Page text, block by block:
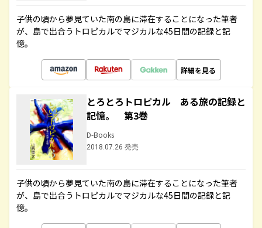
子供の頃から夢見ていた南の島に滞在することになった筆者
が、島で出合うトロピカルでマジカルな45日間の記録と記
憶。
詳細を見る
とろとろトロピカル ある旅の記録と
記憶。 第3巻
D-Books
2018.07.26 発売
子供の頃から夢見ていた南の島に滞在することになった筆者
が、島で出合うトロピカルでマジカルな45日間の記録と記
憶。